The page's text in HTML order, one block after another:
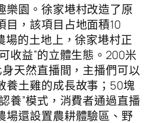
樂園。徐家塂村改造了原
目，該項目占地面積10
場的土地上，徐家塂村正
收益”的立體生態。200米
身天然直播間，主播們可以
養土雞的成長故事；50塊
養”模式，消費者通過直播
場還設置農耕體驗區、野